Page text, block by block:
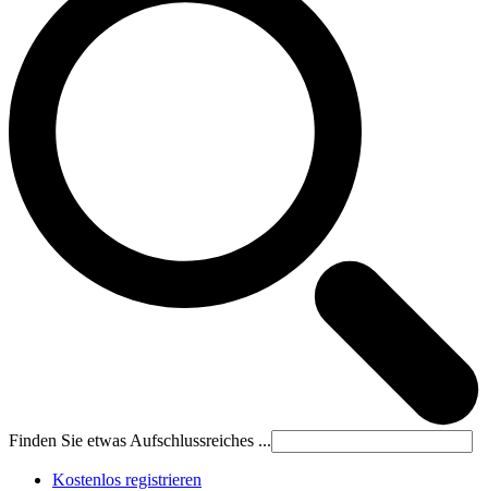
Finden Sie etwas Aufschlussreiches ...
Kostenlos registrieren